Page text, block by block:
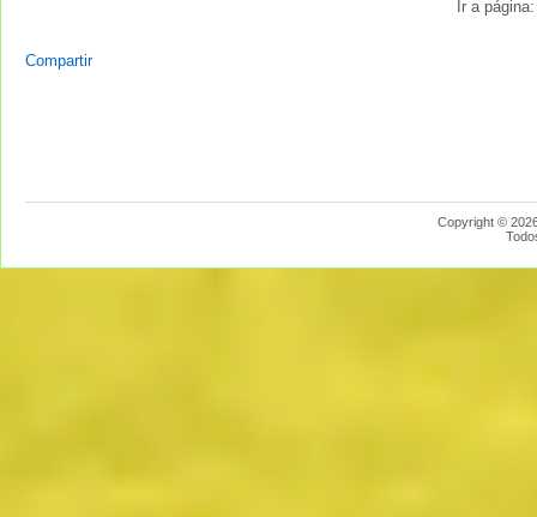
Ir a
Compartir
Copyright ©